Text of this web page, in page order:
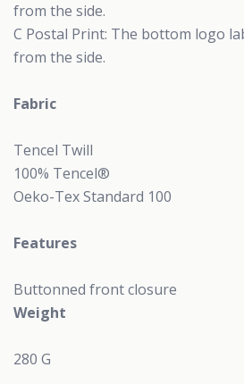
from the side.
C Postal Print: The bottom logo
from the side.
Fabric
Tencel Twill
100% Tencel®
Oeko-Tex Standard 100
Features
Buttonned front closure
Weight
280 G